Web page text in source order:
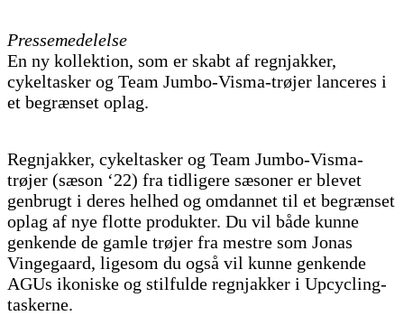
Pressemedelelse
En ny kollektion, som er skabt af regnjakker,
cykeltasker og Team Jumbo-Visma-trøjer lanceres i
et begrænset oplag.
Regnjakker, cykeltasker og Team Jumbo-Visma-
trøjer (sæson ‘22) fra tidligere sæsoner er blevet
genbrugt i deres helhed og omdannet til et begrænset
oplag af nye flotte produkter. Du vil både kunne
genkende de gamle trøjer fra mestre som Jonas
Vingegaard, ligesom du også vil kunne genkende
AGUs ikoniske og stilfulde regnjakker i Upcycling-
taskerne.